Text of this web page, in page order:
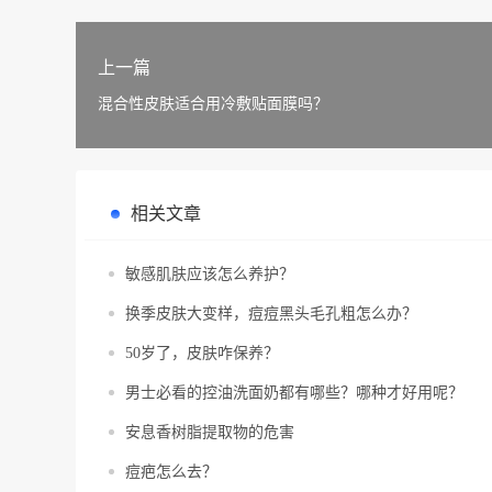
上一篇
混合性皮肤适合用冷敷贴面膜吗？
相关文章
敏感肌肤应该怎么养护？
换季皮肤大变样，痘痘黑头毛孔粗怎么办？
50岁了，皮肤咋保养？
男士必看的控油洗面奶都有哪些？哪种才好用呢？
安息香树脂提取物的危害
痘疤怎么去？